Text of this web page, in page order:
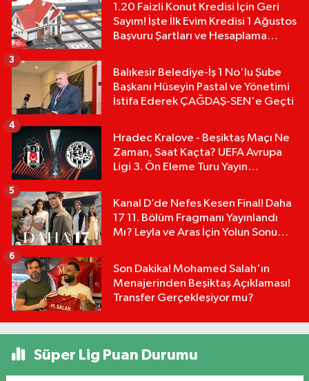
1.20 Faizli Konut Kredisi İçin Geri
Sayım! İşte İlk Evim Kredisi 1 Ağustos
Başvuru Şartları ve Hesaplama
Balıkesir Belediye-İş 1 No'lu Şube
Başkanı Hüseyin Pastal ve Yönetimi
İstifa Ederek ÇAĞDAŞ-SEN'e Geçti
3
Hradec Kralove - Beşiktaş Maçı Ne
Zaman, Saat Kaçta? UEFA Avrupa
Ligi 3. Ön Eleme Turu Yayın
4
Kanal D’de Nefes Kesen Final! Daha
17 11. Bölüm Fragmanı Yayınlandı
Mı? Leyla ve Aras İçin Yolun Sonu
5
Son Dakika! Mohamed Salah'ın
Menajerinden Beşiktaş Açıklaması!
Transfer Gerçekleşiyor mu?
6
Süper Lig Puan Durumu